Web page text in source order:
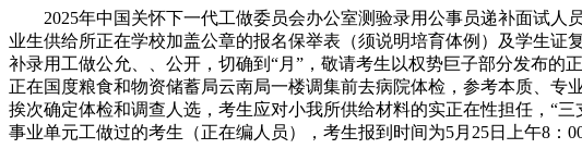
2025年中国关怀下一代工做委员会办公室测验录用公事员递补面试人
业生供给所正在学校加盖公章的报名保举表（须说明培育体例）及学生
补录用工做公允、、公开，切确到“月”，敬请考生以权势巨子部分发布的
正在国度粮食和物资储蓄局云南局一楼调集前去病院体检，参考本质、
挨次确定体检和调查人选，考生应对小我所供给材料的实正在性担任，“
事业单元工做过的考生（正在编人员），考生报到时间为5月25日上午8：